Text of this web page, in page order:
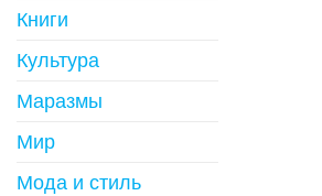
Книги
Культура
Маразмы
Мир
Мода и стиль